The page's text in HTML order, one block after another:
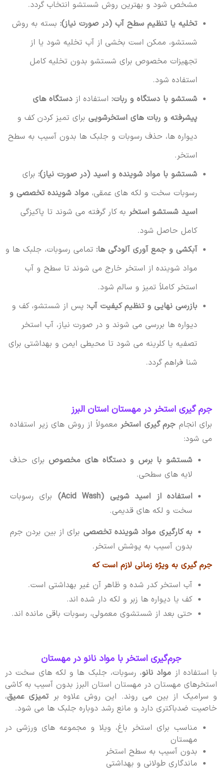
مشخص شود و بهترین روش شستشو انتخاب گردد.
تخلیه یا تنظیم سطح آب (در صورت نیاز):بسته به روش
شستشو، ممکن است بخشی از آب تخلیه شود یا از
تجهیزات مخصوص برای شستشو بدون تخلیه کامل
استفاده شود.
شستشو با دستگاه و ربات:استفاده از دستگاه های
پیشرفته و ربات های استخرشوییبرای تمیز کردن کف و
دیواره ها، حذف رسوبات و جلبک ها بدون آسیب به سطح
استخر.
شستشو با مواد شوینده و اسید (در صورت نیاز):برای
رسوبات سخت و لکه های عمقی، مواد شوینده تخصصی و
اسید شستشو استخربه کار گرفته می شوند تا پاکیزگی
کامل حاصل شود.
آبکشی و جمع آوری آلودگی ها:تمامی رسوبات، جلبک ها و
مواد شوینده از استخر خارج می شوند تا سطح و آب
استخر کاملاً تمیز و سالم شود.
بازرسی نهایی و تنظیم کیفیت آب:پس از شستشو، کف و
دیواره ها بررسی می شوند و در صورت نیاز، آب استخر
تصفیه یا کلرینه می شود تا محیطی ایمن و بهداشتی برای
شنا فراهم گردد.
جرم گیری استخر در مهستان استان البرز
برای انجام جرم گیری استخرمعمولاً از روش های زیر استفاده
می شود:
شستشو با برس و دستگاه های مخصوصبرای حذف
لایه های سطحی.
استفاده از اسید شویی (Acid Wash)
برای رسوبات
سخت و لکه های قدیمی.
به کارگیری مواد شوینده تخصصیبرای از بین بردن جرم
بدون آسیب به پوشش استخر.
جرم گیری به ویژه زمانی لازم است که
آب استخر کدر شده و ظاهر آن غیر بهداشتی است.
کف یا دیواره ها زبر و لکه دار شده اند.
حتی بعد از شستشوی معمولی، رسوبات باقی مانده اند.
جرم‌گیری استخر با مواد نانو در مهستان
با استفاده از مواد نانو، رسوبات، جلبک ها و لکه های سخت در
استخرهای مهستان در مهستان استان البرز بدون آسیب به کاشی
و سرامیک از بین می روند. این روش علاوه بر تمیزی عمیق،
خاصیت ضدباکتری دارد و مانع رشد دوباره جلبک ها می شود.
مناسب برای استخر باغ، ویلا و مجموعه های ورزشی در
مهستان
بدون آسیب به سطح استخر
ماندگاری طولانی و بهداشتی